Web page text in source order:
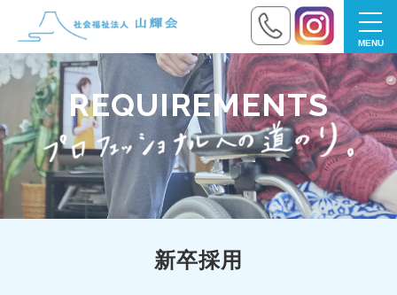
REQUIREMENTS
新卒採用